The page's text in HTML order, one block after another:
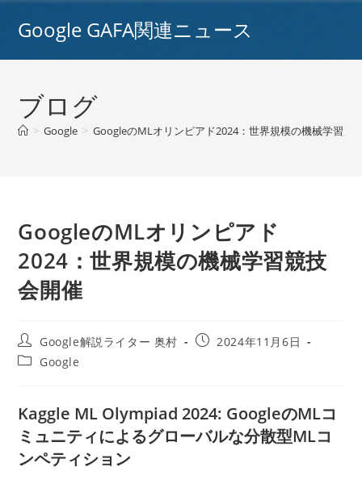
Google GAFA関連ニュース
ブログ
> Google > GoogleのMLオリンピアド2024：世界規模の機械学習競
GoogleのMLオリンピアド
2024：世界規模の機械学習競技
会開催
投
稿
者:
Google解説ライター 奥村
投
2024年11月6日
投
テ
ゴ
リ
ー:
Google
Kaggle ML Olympiad 2024: GoogleのMLコ
ミュニティによるグローバルな分散型MLコ
ンペティション